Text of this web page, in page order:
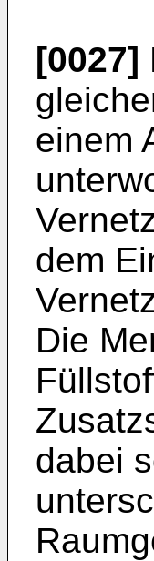
[0027]
einem
dem
Die
dabei